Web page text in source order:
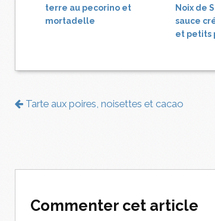
terre au pecorino et
mortadelle
Noix de
sauce
et petits
Tarte aux poires, noisettes et cacao
Commenter cet article